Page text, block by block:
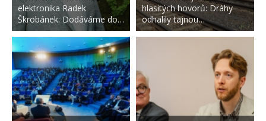
elektronika Radek
Škrobánek: Dodáváme do…
hlasitých hovorů: Dráhy
odhalily tajnou…